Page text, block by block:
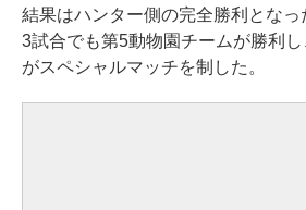
結果はハンター側の完全勝利とな
3試合でも第5動物園チームが勝利
がスペシャルマッチを制した。